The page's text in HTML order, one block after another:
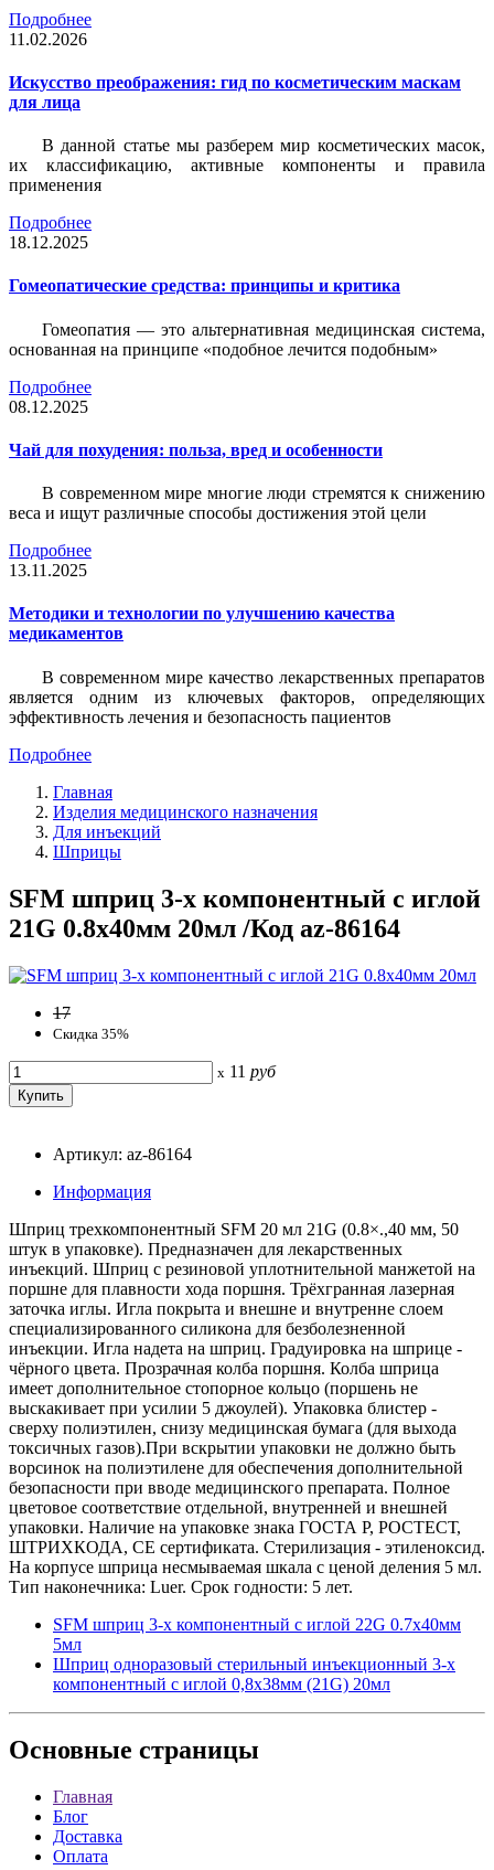
Подробнее
11.02.2026
Искусство преображения: гид по косметическим маскам
для лица
В данной статье мы разберем мир косметических масок,
их классификацию, активные компоненты и правила
применения
Подробнее
18.12.2025
Гомеопатические средства: принципы и критика
Гомеопатия — это альтернативная медицинская система,
основанная на принципе «подобное лечится подобным»
Подробнее
08.12.2025
Чай для похудения: польза, вред и особенности
В современном мире многие люди стремятся к снижению
веса и ищут различные способы достижения этой цели
Подробнее
13.11.2025
Методики и технологии по улучшению качества
медикаментов
В современном мире качество лекарственных препаратов
является одним из ключевых факторов, определяющих
эффективность лечения и безопасность пациентов
Подробнее
Главная
Изделия медицинского назначения
Для инъекций
Шприцы
SFM шприц 3-х компонентный с иглой
21G 0.8х40мм 20мл /Код az-86164
17
Скидка 35%
x 11 руб
Артикул: az-86164
Информация
Шприц трехкомпонентный SFM 20 мл 21G (0.8×.,40 мм, 50
штук в упаковке). Предназначен для лекарственных
инъекций. Шприц с резиновой уплотнительной манжетой на
поршне для плавности хода поршня. Трёхгранная лазерная
заточка иглы. Игла покрыта и внешне и внутренне слоем
специализированного силикона для безболезненной
инъекции. Игла надета на шприц. Градуировка на шприце -
чёрного цвета. Прозрачная колба поршня. Колба шприца
имеет дополнительное стопорное кольцо (поршень не
выскакивает при усилии 5 джоулей). Упаковка блистер -
сверху полиэтилен, снизу медицинская бумага (для выхода
токсичных газов).При вскрытии упаковки не должно быть
ворсинок на полиэтилене для обеспечения дополнительной
безопасности при вводе медицинского препарата. Полное
цветовое соответствие отдельной, внутренней и внешней
упаковки. Наличие на упаковке знака ГОСТА Р, РОСТЕСТ,
ШТРИХКОДА, СЕ сертификата. Стерилизация - этиленоксид.
На корпусе шприца несмываемая шкала с ценой деления 5 мл.
Тип наконечника: Luer. Срок годности: 5 лет.
SFM шприц 3-х компонентный с иглой 22G 0.7х40мм
5мл
Шприц одноразовый стерильный инъекционный 3-х
компонентный с иглой 0,8x38мм (21G) 20мл
Основные страницы
Главная
Блог
Доставка
Оплата